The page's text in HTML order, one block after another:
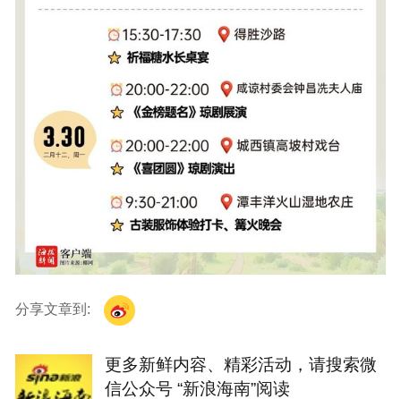
分享文章到:
更多新鲜内容、精彩活动，请搜索微
信公众号 “新浪海南”阅读